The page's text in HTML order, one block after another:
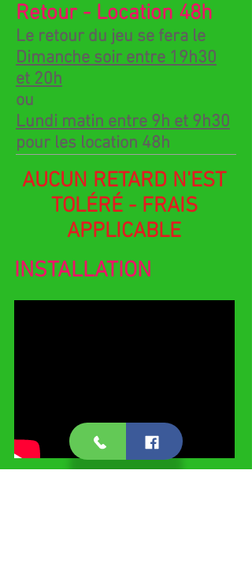
Retour - Location 48h
Le retour du jeu se fera le
Dimanche soir entre 19h30
et 20h
ou
Lundi matin entre 9h et 9h30
pour les location 48h
AUCUN RETARD N'EST
TOLÉRÉ - FRAIS
APPLICABLE
INSTALLATION